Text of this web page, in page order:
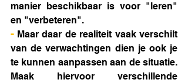
manier beschikbaar is voor "leren"
en "verbeteren".
- Maar daar de realiteit vaak verschilt
van de verwachtingen dien je ook je
te kunnen aanpassen aan de situatie.
Maak hiervoor verschillende